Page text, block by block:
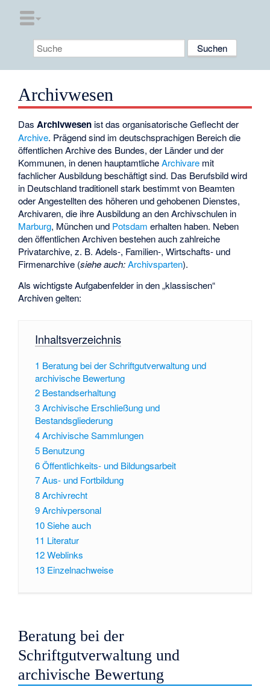
Archivwesen
DasArchivwesen ist das organisatorische Geflecht der
Archive. Prägend sind im deutschsprachigen Bereich die
öffentlichen Archive des Bundes, der Länder und der
Kommunen, in denen hauptamtlicheArchivare mit
fachlicher Ausbildung beschäftigt sind. Das Berufsbild wird
in Deutschland traditionell stark bestimmt von Beamten
oder Angestellten des höheren und gehobenen Dienstes,
Archivaren, die ihre Ausbildung an den Archivschulen in
Marburg, München und Potsdam erhalten haben. Neben
den öffentlichen Archiven bestehen auch zahlreiche
Privatarchive, z. B. Adels-, Familien-, Wirtschafts- und
Firmenarchive (siehe auch: Archivsparten).
Als wichtigste Aufgabenfelder in den „klassischen“
Archiven gelten:
Inhaltsverzeichnis
1 Beratung bei der Schriftgutverwaltung und
archivische Bewertung
2 Bestandserhaltung
3Archivische Erschließung und
Bestandsgliederung
4Archivische Sammlungen
5 Benutzung
6Öffentlichkeits- und Bildungsarbeit
7Aus- und Fortbildung
8Archivrecht
9Archivpersonal
10Siehe auch
11 Literatur
12Weblinks
13 Einzelnachweise
Beratung bei der
Schriftgutverwaltung und
archivische Bewertung